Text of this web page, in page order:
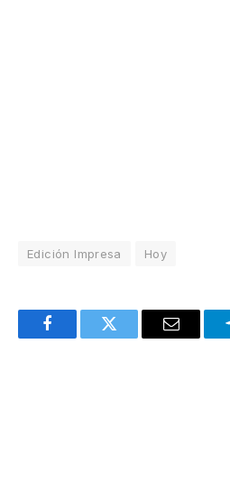
Edición Impresa Hoy
FacebookTwitter Email